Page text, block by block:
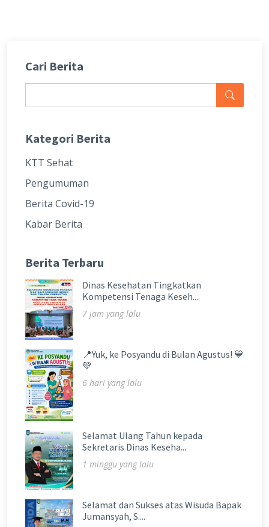
Cari Berita
Kategori Berita
KTT Sehat
Pengumuman
Berita Covid-19
Kabar Berita
Berita Terbaru
Dinas Kesehatan Tingkatkan
Kompetensi Tenaga Keseh...
7 jam yang lalu
📍Yuk, ke Posyandu di Bulan Agustus! 💙
💚
6 hari yang lalu
Selamat Ulang Tahun kepada
Sekretaris Dinas Keseha...
1 minggu yang lalu
Selamat dan Sukses atas Wisuda Bapak
Jumansyah, S....